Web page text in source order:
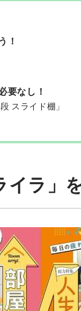
！
要なし！
スライド棚」
ラ」